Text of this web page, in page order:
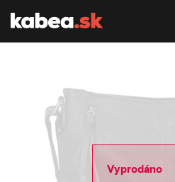
Vyprodáno